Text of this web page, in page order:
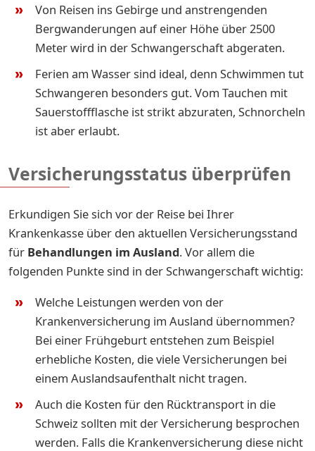
Von Reisen ins Gebirge und anstrengenden
Bergwanderungen auf einer Höhe über 2500
Meter wird in der Schwangerschaft abgeraten.
Ferien am Wasser sind ideal, denn Schwimmen tut
Schwangeren besonders gut. Vom Tauchen mit
Sauerstoffflasche ist strikt abzuraten, Schnorcheln
ist aber erlaubt.
Versicherungsstatus überprüfen
Erkundigen Sie sich vor der Reise bei Ihrer
Krankenkasse über den aktuellen Versicherungsstand
für Behandlungen im Ausland. Vor allem die
folgenden Punkte sind in der Schwangerschaft wichtig:
Welche Leistungen werden von der
Krankenversicherung im Ausland übernommen?
Bei einer Frühgeburt entstehen zum Beispiel
erhebliche Kosten, die viele Versicherungen bei
einem Auslandsaufenthalt nicht tragen.
Auch die Kosten für den Rücktransport in die
Schweiz sollten mit der Versicherung besprochen
werden. Falls die Krankenversicherung diese nicht